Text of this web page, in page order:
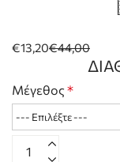
€13,20€44,00
Μέγεθος